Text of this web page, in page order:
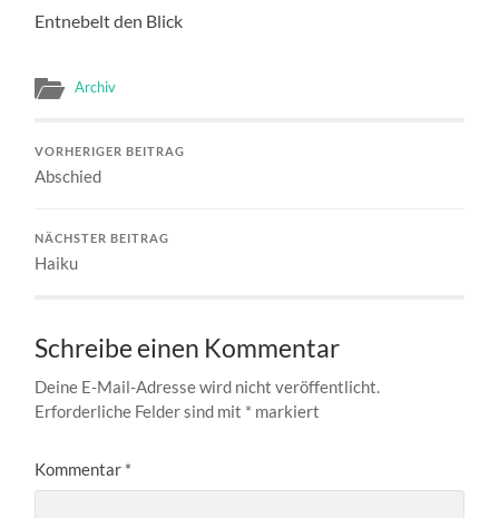
Entnebelt den Blick
Archiv
VORHERIGER BEITRAG
Abschied
NÄCHSTER BEITRAG
Haiku
Schreibe einen Kommentar
Deine E-Mail-Adresse wird nicht veröffentlicht.
Erforderliche Felder sind mit * markiert
Kommentar *